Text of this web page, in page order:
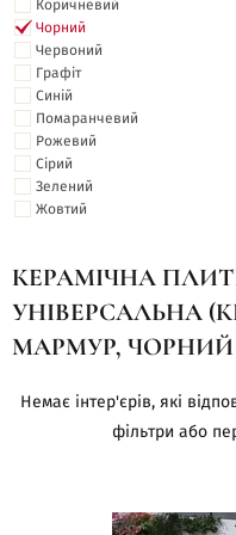
Коричневий
Чорний
Червоний
Графіт
Синій
Помаранчевий
Рожевий
Сірий
Зелений
Жовтий
КЕРАМІЧНА
УНІВЕРСАЛЬНА
МАРМУР, ЧОРНИЙ
Немає інтер'єрів, які
фільтри або